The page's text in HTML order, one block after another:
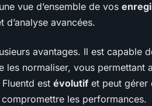
vue d’ensemble de vos
avancées.
avantages. Il est capable
les normaliser, vous permettant
est évolutif et peut gérer
compromettre les performances.